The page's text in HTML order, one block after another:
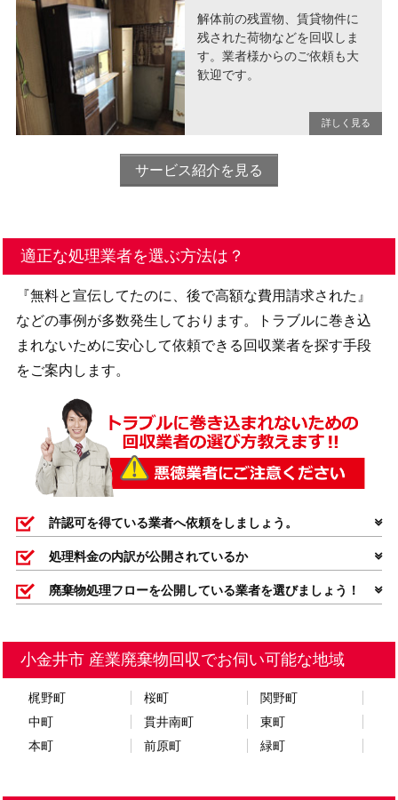
解体前の残置物、賃貸物件に
残された荷物などを回収しま
す。業者様からのご依頼も大
歓迎です。
サービス紹介を見る
適正な処理業者を選ぶ方法は？
『無料と宣伝してたのに、後で高額な費用請求された』
などの事例が多数発生しております。トラブルに巻き込
まれないために安心して依頼できる回収業者を探す手段
をご案内します。
許認可を得ている業者へ依頼をしましょう。
処理料金の内訳が公開されているか
廃棄物処理フローを公開している業者を選びましょう！
小金井市 産業廃棄物回収でお伺い可能な地域
梶野町 桜町
関野町
中町
貫井南町
東町
本町
前原町 緑町